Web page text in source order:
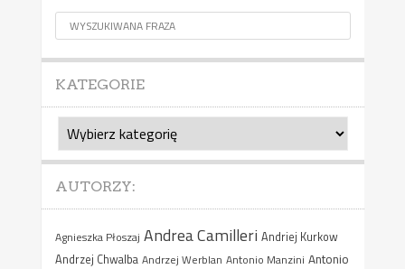
KATEGORIE
Kategorie
AUTORZY:
Agnieszka Płoszaj Andrea Camilleri Andriej Kurkow
Andrzej Chwalba Andrzej Werblan Antonio Manzini Antonio